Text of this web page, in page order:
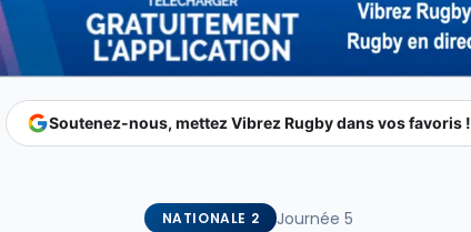
Soutenez-nous, mettez Vibrez Rugby dans vos favoris !
NATIONALE 2 Journée 5